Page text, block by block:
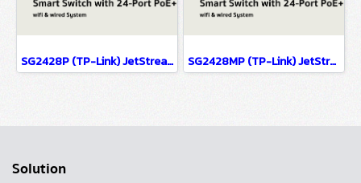
SG2428P (TP-Link) JetStream 28-Port Gigabit Smart Switch with 24-Port PoE+ wifi & wired system SG2428MP (TP-Link) JetStream 28-Port Gigabit Smart Switch with 24-Port PoE+ wifi & wired system
Solution